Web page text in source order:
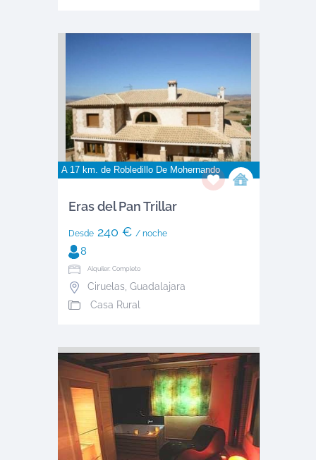
A 17 km. de Robledillo De Mohernando
Eras del Pan Trillar
Desde240 € / noche
8
Alquiler: Completo
Ciruelas, Guadalajara
Casa Rural